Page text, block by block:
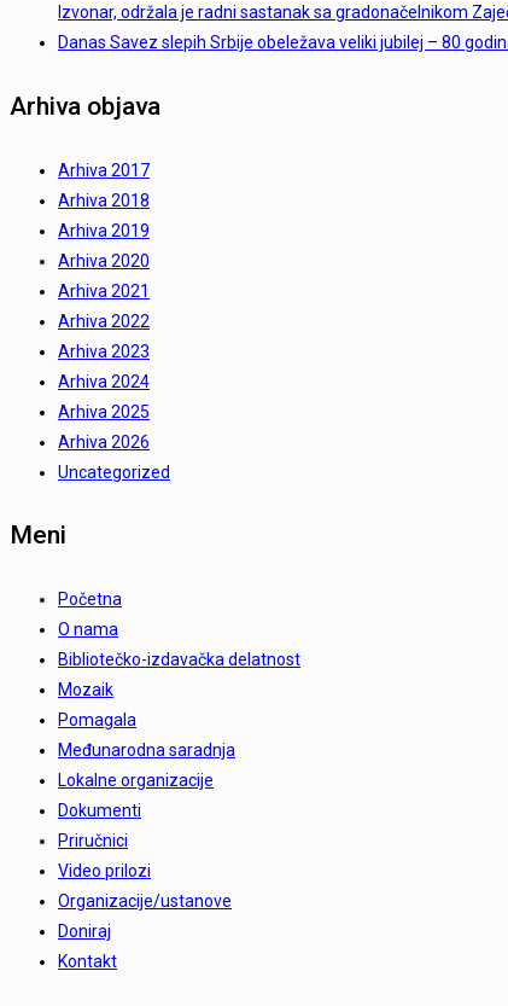
Izvonar, održala je radni sastanak sa gradonačelnikom
Danas Savez slepih Srbije obeležava veliki jubilej – 80
Arhiva objava
Arhiva 2017
Arhiva 2018
Arhiva 2019
Arhiva 2020
Arhiva 2021
Arhiva 2022
Arhiva 2023
Arhiva 2024
Arhiva 2025
Arhiva 2026
Uncategorized
Meni
Početna
O nama
Bibliotečko-izdavačka delatnost
Mozaik
Pomagala
Međunarodna saradnja
Lokalne organizacije
Dokumenti
Priručnici
Video prilozi
Organizacije/ustanove
Doniraj
Kontakt